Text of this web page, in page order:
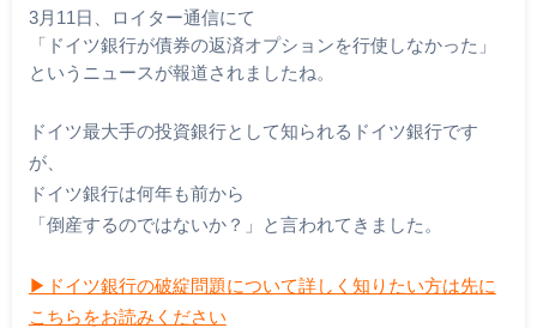
3月11日、ロイター通信にて
「ドイツ銀行が債券の返済オプションを行使しなかった」
というニュースが報道されましたね。
ドイツ最大手の投資銀行として知られるドイツ銀行です
が、
ドイツ銀行は何年も前から
「倒産するのではないか？」と言われてきました。
▶︎ドイツ銀行の破綻問題について詳しく知りたい方は先に
こちらをお読みください